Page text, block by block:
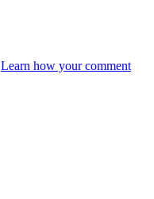
Learn how your comment